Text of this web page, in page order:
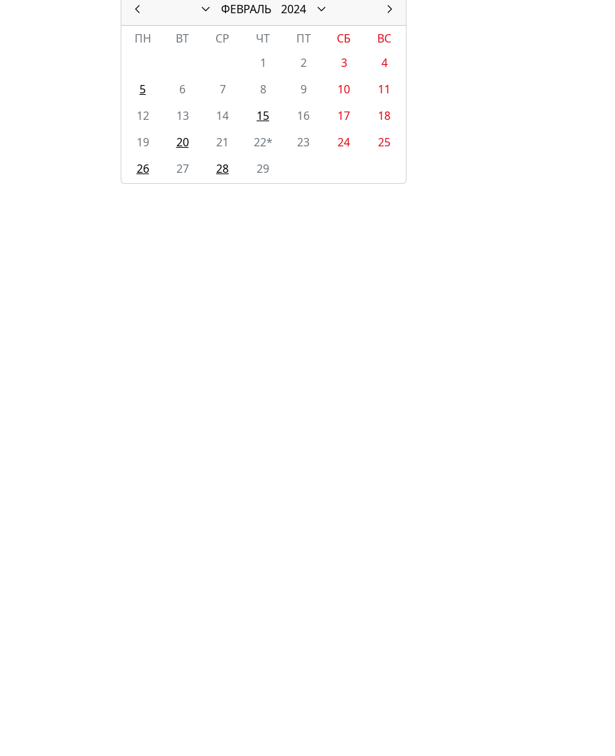
ФЕВРАЛЬ
2024
ПН
ВТ СР ЧТ ПТ СБ
ВС
1
2 3
4
5
6 7 8 9 10
11
12
13 14 15 16 17
18
19
20 21 22* 23 24
25
26
27 28 29